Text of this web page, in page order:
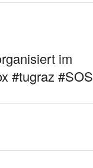
im
#tugraz #SOS